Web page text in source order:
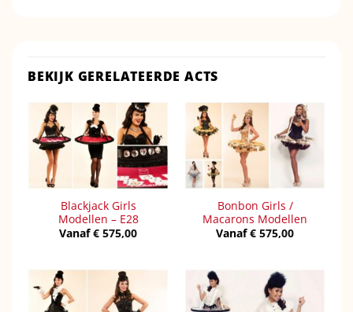
BEKIJK GERELATEERDE ACTS
Blackjack Girls
Modellen – E28
Vanaf€ 575,00
Bonbon Girls /
Macarons Modellen
Vanaf€ 575,00